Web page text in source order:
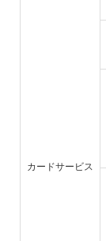
カードサービス